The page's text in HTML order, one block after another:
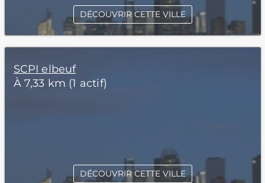
DÉCOUVRIR CETTE VILLE
SCPI elbeuf
À 7,33 km (1 actif)
DÉCOUVRIR CETTE VILLE